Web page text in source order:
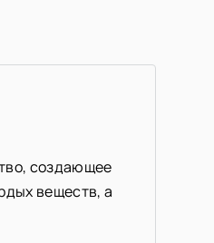
создающее
веществ, а